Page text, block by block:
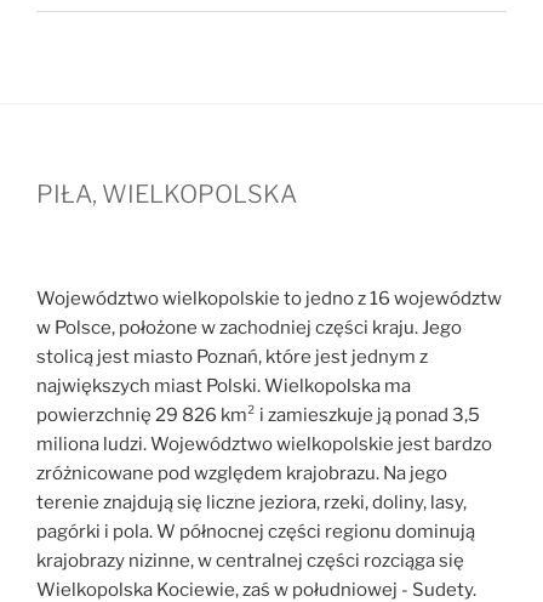
PIŁA, WIELKOPOLSKA
Województwo wielkopolskie to jedno z 16 województw
w Polsce, położone w zachodniej części kraju. Jego
stolicą jest miasto Poznań, które jest jednym z
największych miast Polski. Wielkopolska ma
powierzchnię 29 826 km² i zamieszkuje ją ponad 3,5
miliona ludzi. Województwo wielkopolskie jest bardzo
zróżnicowane pod względem krajobrazu. Na jego
terenie znajdują się liczne jeziora, rzeki, doliny, lasy,
pagórki i pola. W północnej części regionu dominują
krajobrazy nizinne, w centralnej części rozciąga się
Wielkopolska Kociewie, zaś w południowej - Sudety.